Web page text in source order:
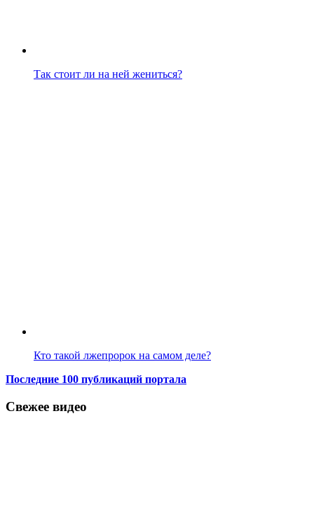
Так стоит ли на ней жениться?
Кто такой лжепророк на самом деле?
Последние 100 публикаций портала
Свежее видео